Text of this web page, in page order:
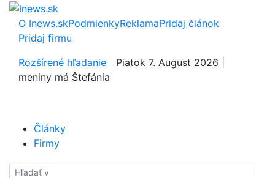
O Inews.skPodmienkyReklamaPridaj článok
Pridaj firmu
Rozšírené hľadanie
Piatok 7. August 2026 |
meniny má Štefánia
Články
Firmy
Hladať